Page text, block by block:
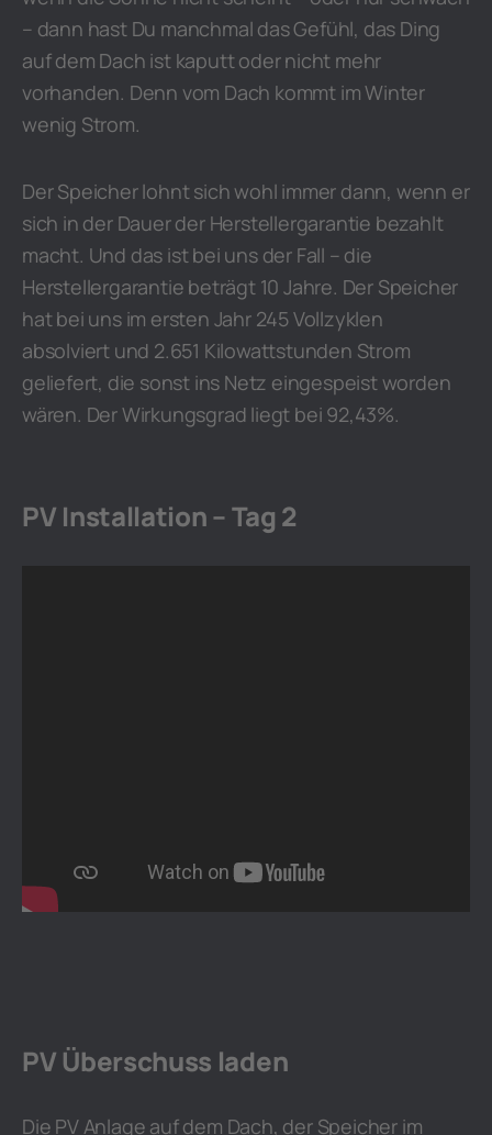
– dann hast Du manchmal das Gefühl, das Ding
auf dem Dach ist kaputt oder nicht mehr
vorhanden. Denn vom Dach kommt im Winter
wenig Strom.
Der Speicher lohnt sich wohl immer dann, wenn er
sich in der Dauer der Herstellergarantie bezahlt
macht. Und das ist bei uns der Fall – die
Herstellergarantie beträgt 10 Jahre. Der Speicher
hat bei uns im ersten Jahr 245 Vollzyklen
absolviert und 2.651 Kilowattstunden Strom
geliefert, die sonst ins Netz eingespeist worden
wären. Der Wirkungsgrad liegt bei 92,43%.
PV Installation – Tag 2
PV Überschuss laden
Die PV Anlage auf dem Dach, der Speicher im